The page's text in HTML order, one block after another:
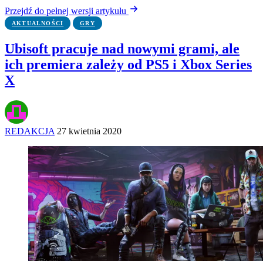
Przejdź do pełnej wersji artykułu
AKTUALNOŚCI GRY
Ubisoft pracuje nad nowymi grami, ale
ich premiera zależy od PS5 i Xbox Series
X
REDAKCJA 27 kwietnia 2020